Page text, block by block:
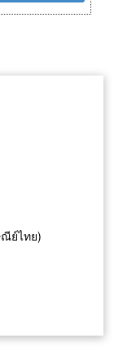
ณีย์ไทย)